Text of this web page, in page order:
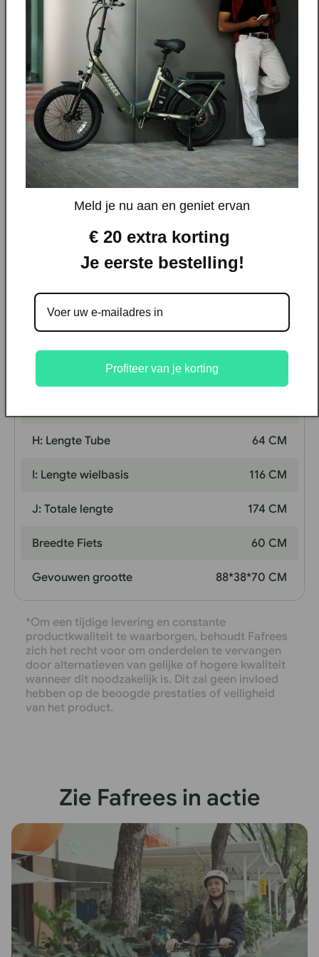
Specificaties
A: Max. Zithoogte 100 CM
B: Min. Zithoogte
C: Standover Hoogte
F: Min. Hoogte stuur
H: Lengte Tube 64 CM
I: Lengte wielbasis 116 CM
J: Totale lengte 174 CM
Breedte Fiets 60 CM
Gevouwen grootte 88*38*70 CM
*Om een tijdige levering en constante
productkwaliteit te waarborgen, behoudt Fafrees
zich het recht voor om onderdelen te vervangen
door alternatieven van gelijke of hogere kwaliteit
wanneer dit noodzakelijk is. Dit zal geen invloed
hebben op de beoogde prestaties of veiligheid
van het product.
Zie Fafrees in actie
Meld je nu aan en geniet ervan
€ 20 extra korting
Je eerste bestelling!
Profiteer van je korting